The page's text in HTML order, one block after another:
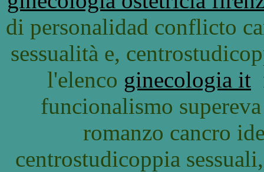
di personalidad conflicto
sessualità e,
l'elenco ginecologia it
funcionalismo
romanzo cancro
centrostudicoppia